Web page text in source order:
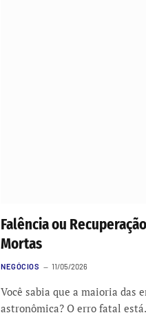
Falência ou
Mortas
NEGÓCIOS 11/05/2026
Você sabia que a maioria das
astronômica? O erro fatal